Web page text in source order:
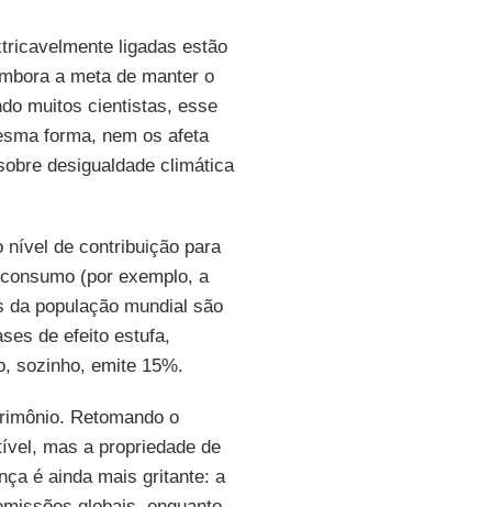
ligadas estão
a meta de manter o
muitos cientistas, esse
forma, nem os afeta
desigualdade climática
nível de contribuição para
(por exemplo, a
população mundial são
de efeito estufa,
sozinho, emite 15%.
Retomando o
mas a propriedade de
é ainda mais gritante: a